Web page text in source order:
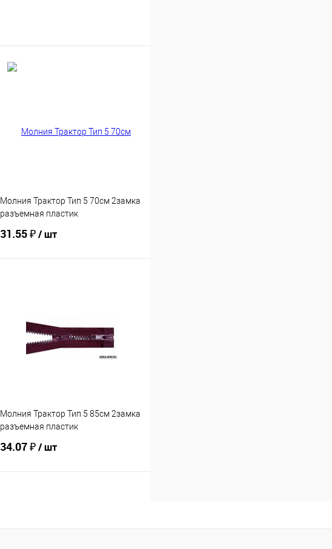
Молния Трактор Тип 5 70см 2замка
разъемная пластик
31.55 ₽/ шт
Молния Трактор Тип 5 85см 2замка
разъемная пластик
34.07 ₽/ шт
В избранное